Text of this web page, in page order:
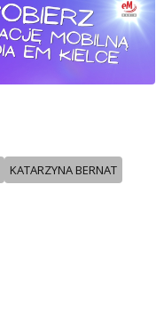
KATARZYNA BERNAT